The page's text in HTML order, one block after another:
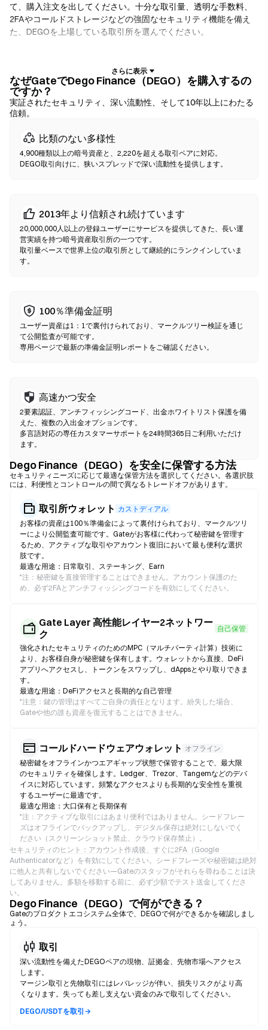
て、購入注文を出してください。十分な取引量、透明な手数料、
2FAやコールドストレージなどの強固なセキュリティ機能を備え
た、DEGOを上場している取引所を選んでください。
自己保管を重視するユーザー向けです。ノンカストディアルウォ
レットでは、お客様自身が秘密鍵を保有し、ウォレットのインタ
ーフェース内で直接トークンをスワップできます。一部のウォレ
ットは法定通貨オンランプにも対応しており、取引所を経由せず
も、確認前に必ずシードフレーズをバックアップし、コントラク
トアドレスを確認してください。
使用してオンチェーンでスワップを実行するため、登録や本人確
認は不要です。互換性のあるウォレットを接続し、トークンペア
を選択し、スリッページ許容値を設定して、スワップを確認して
ください。ガス代が発生し、流動性の深さにより価格が中央集権
型市場と異なる場合がある点にご注意ください。ほとんどのDEX
なぜGateでDego Finance（DEGO）を購入するの
ですか？
実証されたセキュリティ、深い流動性、そして10年以上にわたる
信頼。
比類のない多様性
4,900種類以上の暗号資産と、2,220を超える取引ペアに対応。
DEGO取引向けに、狭いスプレッドで深い流動性を提供します。
2013年より信頼され続けています
20,000,000人以上の登録ユーザーにサービスを提供してきた、長い運
営実績を持つ暗号資産取引所の一つです。
取引量ベースで世界上位の取引所として継続的にランクインしていま
す。
100％準備金証明
ユーザー資産は1：1で裏付けられており、マークルツリー検証を通じ
て公開監査が可能です。
専用ページで最新の準備金証明レポートをご確認ください。
高速かつ安全
2要素認証、アンチフィッシングコード、出金ホワイトリスト保護を備
えた、複数の入出金オプションです。
多言語対応の専任カスタマーサポートを24時間365日ご利用いただけ
ます。
Dego Finance（DEGO）を安全に保管する方法
セキュリティニーズに応じて最適な保管方法を選択してください。各選択肢
には、利便性とコントロールの間で異なるトレードオフがあります。
取引所ウォレット カストディアル
お客様の資産は100％準備金によって裏付けられており、マークルツリ
ーにより公開監査可能です。Gateがお客様に代わって秘密鍵を管理す
るため、アクティブな取引やアカウント復旧において最も便利な選択
肢です。
最適な用途：日常取引、ステーキング、Earn
*注：秘密鍵を直接管理することはできません。アカウント保護のた
め、必ず2FAとアンチフィッシングコードを有効にしてください。
Gate Layer 高性能レイヤー2ネットワー
ク
自己保管
強化されたセキュリティのためのMPC（マルチパーティ計算）技術に
より、お客様自身が秘密鍵を保有します。ウォレットから直接、DeFi
アプリへアクセスし、トークンをスワップし、dAppsとやり取りできま
す。
最適な用途：DeFiアクセスと長期的な自己管理
*注意：鍵の管理はすべてご自身の責任となります。紛失した場合、
Gateや他の誰も資産を復元することはできません。
コールドハードウェアウォレット オフライン
秘密鍵をオフラインかつエアギャップ状態で保管することで、最大限
のセキュリティを確保します。Ledger、Trezor、Tangemなどのデバ
イスに対応しています。頻繁なアクセスよりも長期的な安全性を重視
するユーザーに最適です。
最適な用途：大口保有と長期保有
*注：アクティブな取引にはあまり便利ではありません。シードフレー
ズはオフラインでバックアップし、デジタル保存は絶対にしないでく
ださい（スクリーンショット禁止、クラウド保存禁止）。
セキュリティのヒント：アカウント作成後、すぐに2FA（Google
Authenticatorなど）を有効にしてください。シードフレーズや秘密鍵は絶対
に他人と共有しないでください—Gateのスタッフがそれらを尋ねることは決
してありません。多額を移動する前に、必ず少額でテスト送金してくださ
い。
Dego Finance（DEGO）で何ができる？
Gateのプロダクトエコシステム全体で、DEGOで何ができるかを確認しまし
ょう。
取引
深い流動性を備えたDEGOペアの現物、証拠金、先物市場へアクセス
します。
マージン取引と先物取引にはレバレッジが伴い、損失リスクがより高
くなります。失っても差し支えない資金のみで取引してください。
DEGO/USDTを取引→